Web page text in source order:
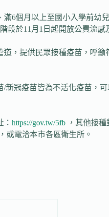
6個月以上至國小入學前幼
於11月1日起開放公費流感
提供民眾接種疫苗，呼籲
疫苗皆為不活化疫苗，
https://gov.tw/5fb ，其他接
或電洽本市各區衛生所。